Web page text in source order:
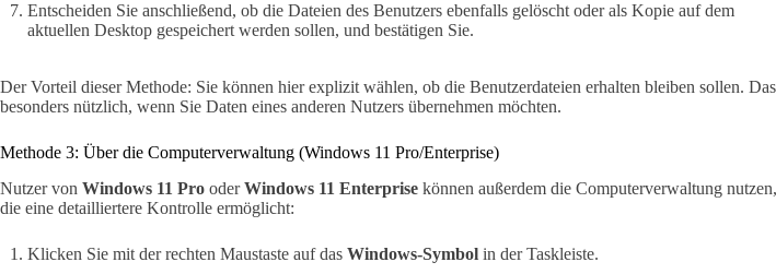
Entscheiden Sie anschließend, ob die Dateien des Benutzers ebenfalls gelöscht oder als Kopie auf dem
aktuellen Desktop gespeichert werden sollen, und bestätigen Sie.
Der Vorteil dieser Methode: Sie können hier explizit wählen, ob die Benutzerdateien erhalten bleiben sollen.
besonders nützlich, wenn Sie Daten eines anderen Nutzers übernehmen möchten.
Methode 3: Über die Computerverwaltung (Windows 11 Pro/Enterprise)
Nutzer von Windows 11 Pro oderWindows 11 Enterprise können außerdem die Computerverwaltung nutzen,
die eine detailliertere Kontrolle ermöglicht:
Klicken Sie mit der rechten Maustaste auf das Windows-Symbol in der Taskleiste.